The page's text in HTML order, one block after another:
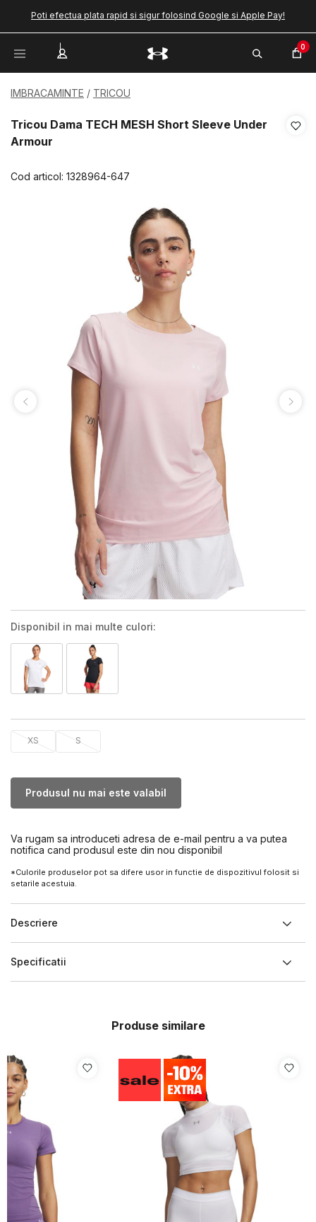
Poti efectua plata rapid si sigur folosind Google si Apple Pay!
0
IMBRACAMINTE TRICOU
Tricou Dama TECH MESH Short Sleeve Under
Armour
Cod articol: 1328964-647
Disponibil in mai multe culori:
XS S
Produsul nu mai este valabil
Va rugam sa introduceti adresa de e-mail pentru a va putea
notifica cand produsul este din nou disponibil
*Culorile produselor pot sa difere usor in functie de dispozitivul folosit si
setarile acestuia.
Descriere
Specificatii
Produse similare